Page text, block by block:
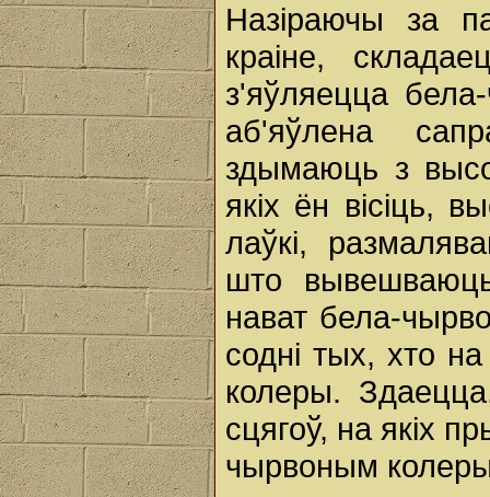
Назіраючы за
краіне,
з'яўляецца
аб'яўлена
здымаюць з
якіх ён вісіць,
лаўкі,
што
нават бела-
содні тых, хто
колеры.
сцягоў, на якіх
чырвоным